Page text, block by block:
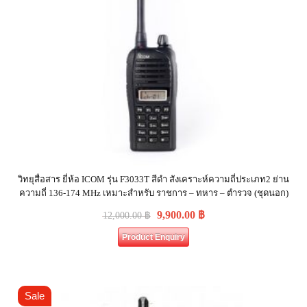
วิทยุสื่อสาร ยี่ห้อ ICOM รุ่น F3033T สีดำ สังเคราะห์ความถี่ประเภท2 ย่าน
ความถี่ 136-174 MHz เหมาะสำหรับ ราชการ – ทหาร – ตำรวจ (ชุดนอก)
12,000.00฿ 9,900.00 ฿
Product Enquiry
Sale